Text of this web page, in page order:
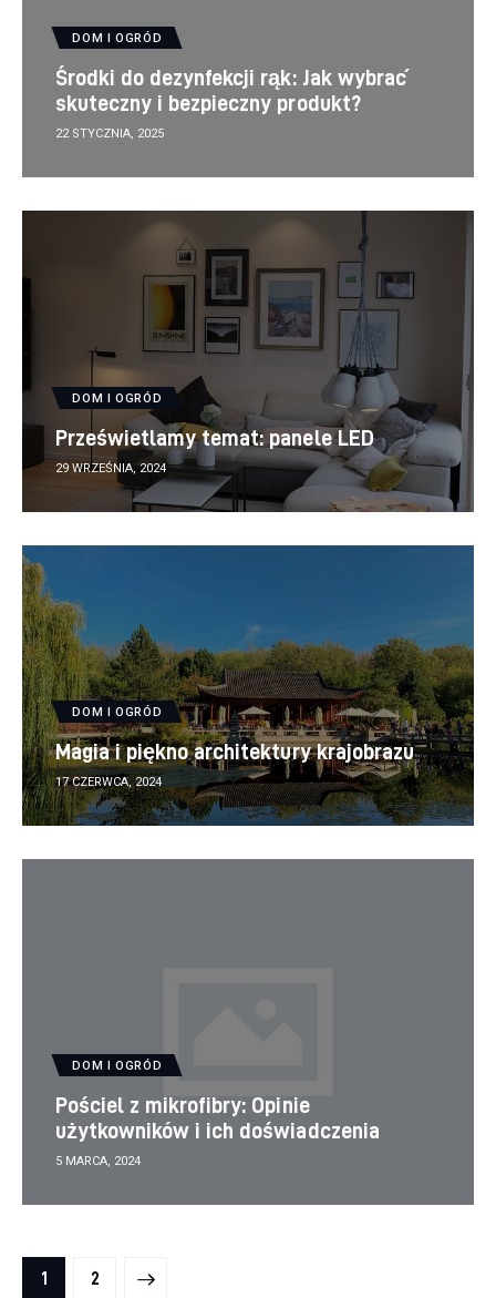
DOM I OGRÓD
Środki do dezynfekcji rąk: Jak wybrać
skuteczny i bezpieczny produkt?
22 STYCZNIA, 2025
DOM I OGRÓD
Prześwietlamy temat: panele LED
29 WRZEŚNIA, 2024
DOM I OGRÓD
Magia i piękno architektury krajobrazu
17 CZERWCA, 2024
DOM I OGRÓD
Pościel z mikrofibry: Opinie
użytkowników i ich doświadczenia
5 MARCA, 2024
Stronicowanie
PAGE
1 PAGE
2